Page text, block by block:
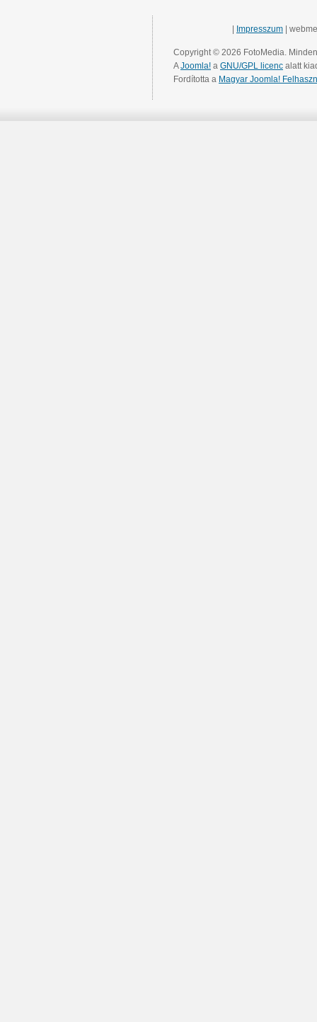
Impresszum |
Copyright © 2026 FotoMedia.
AJoomla! a GNU/GPL licenc alatt
Fordította a Magyar Joomla!